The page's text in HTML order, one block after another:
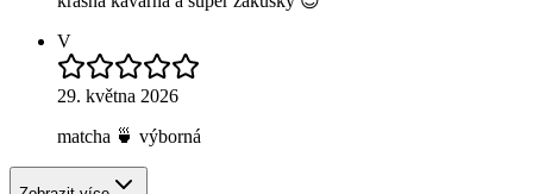
V
29. května 2026
matcha 🍵 výborná